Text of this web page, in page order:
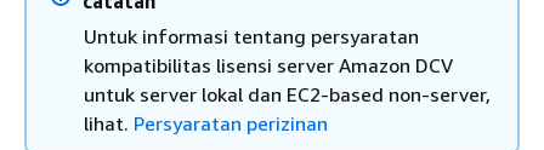
Untuk informasi tentang persyaratan
kompatibilitas lisensi server Amazon DCV
untuk server lokal dan EC2-based non-server,
lihat. Persyaratan perizinan